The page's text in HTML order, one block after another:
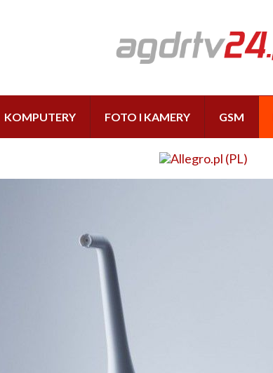
KOMPUTERY FOTO I KAMERY GSM